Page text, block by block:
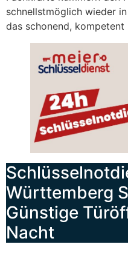
schnellstmöglich wieder
das schonend,
Württemberg
Günstige
Nacht